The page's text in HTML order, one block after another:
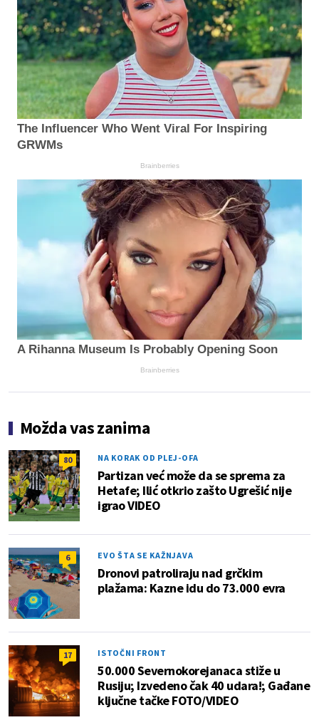
The Influencer Who Went Viral For Inspiring
GRWMs
Brainberries
A Rihanna Museum Is Probably Opening Soon
Brainberries
Možda vas zanima
80 NA KORAK OD PLEJ-OFA
Partizan već može da se sprema za
Hetafe; Ilić otkrio zašto Ugrešić nije
igrao VIDEO
6 EVO ŠTA SE KAŽNJAVA
Dronovi patroliraju nad grčkim
plažama: Kazne idu do 73.000 evra
17 ISTOČNI FRONT
50.000 Severnokorejanaca stiže u
Rusiju; Izvedeno čak 40 udara!; Gađane
ključne tačke FOTO/VIDEO